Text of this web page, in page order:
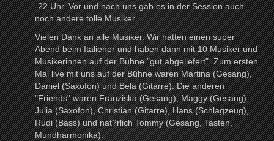
-22 Uhr. Vor und nach uns gab es in der Session auch
noch andere tolle Musiker.
Vielen Dank an alle Musiker. Wir hatten einen super
Abend beim Italiener und haben dann mit 10 Musiker und
Musikerinnen auf der Bühne "gut abgeliefert". Zum ersten
Mal live mit uns auf der Bühne waren Martina (Gesang),
Daniel (Saxofon) und Bela (Gitarre). Die anderen
"Friends" waren Franziska (Gesang), Maggy (Gesang),
Julia (Saxofon), Christian (Gitarre), Hans (Schlagzeug),
Rudi (Bass) und nat?rlich Tommy (Gesang, Tasten,
Mundharmonika).